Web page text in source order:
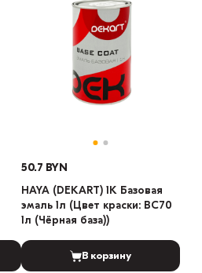
50.7 BYN
HAYA (DEKART) 1К Базовая
эмаль 1л (Цвет краски: BC70
1л (Чёрная база))
В корзину